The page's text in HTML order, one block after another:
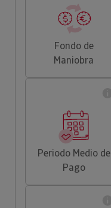
Fondo de
Maniobra
Periodo Medio de
Pago